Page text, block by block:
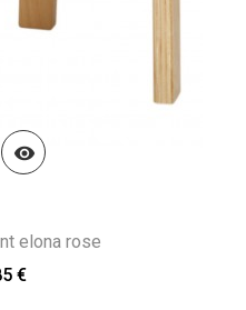

elona rose
€